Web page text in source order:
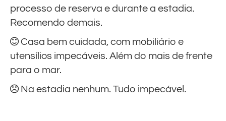
processo de reserva e durante a estadia.
Recomendo demais.
Casa bem cuidada, com mobiliário e
utensílios impecáveis. Além do mais de frente
para o mar.
Na estadia nenhum. Tudo impecável.